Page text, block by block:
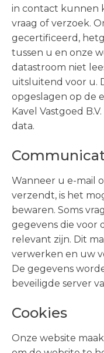
in contact kunnen
vraag of verzoek.
gecertificeerd,
tussen u en onze
datastroom niet
uitsluitend voor u.
opgeslagen op de
Kavel Vastgoed
data.
Wanneer u e-mail
verzendt, is het
bewaren. Soms
gegevens die voor
relevant zijn. Dit
verwerken en uw
De gegevens
beveiligde server
Cookies
Onze website